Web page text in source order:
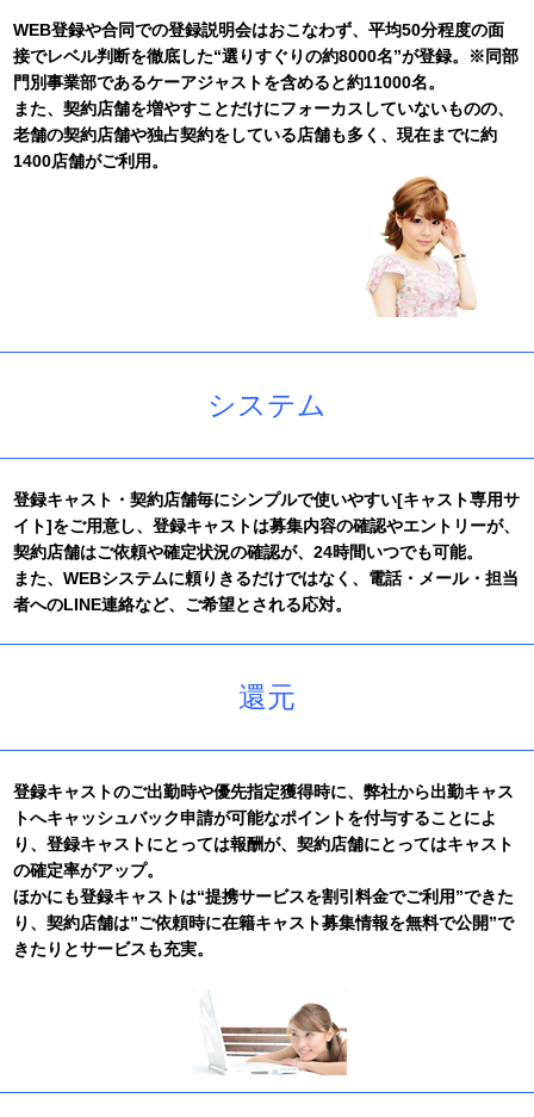
2016/12/01
発足5周年を記念し、登録キャストへ向けたキャンペーン実施し
ております。
2016/10/01
発足5周年を迎えました。
2016/03/01
運営会社(本社)が移転いたしました。
年末年始の休業期間は下記のとおりとさせていただきます。
【平成27年12月31日(木)から平成28年1月3日(日)】
【登録キャスト専用サイト】および【クライアント専用サイ
2015/04/20
年末年始の休暇は下記のとおりとさせていただきます。
年末年始の休暇は下記のとおりとさせていただきます。
【平成25年12月30日(月)から平成26年1月2日(木)】
2012/12/19
年末年始の休暇は下記のとおりとさせていただきます。
【平成24年12月30日(日)から平成25年1月3日(木)】
皆様にご利用いただいてる【登録キャスト専用サイト】を、よ
ナイトワーク人材紹介会社N.Dアシストのキャスト派遣事業は、
Gi Communications Corporationに譲渡され、ナイトワーク人材
サービス部門のANOTHER CAST(アナザーキャスト)として生ま
れ変わりました。 アナザーキャストの発足に伴い、ウェブサイ
トを開設いたしました。
WEB登録や合同での登録説明会はおこなわず、平均50分程度の面
接でレベル判断を徹底した“選りすぐりの約8000名”が登録。※同部
門別事業部であるケーアジャストを含めると約11000名。
また、契約店舗を増やすことだけにフォーカスしていないものの、
老舗の契約店舗や独占契約をしている店舗も多く、現在までに約
1400店舗がご利用。
システム
登録キャスト・契約店舗毎にシンプルで使いやすい[キャスト専用サ
イト]をご用意し、登録キャストは募集内容の確認やエントリーが、
契約店舗はご依頼や確定状況の確認が、24時間いつでも可能。
また、WEBシステムに頼りきるだけではなく、電話・メール・担当
者へのLINE連絡など、ご希望とされる応対。
還元
登録キャストのご出勤時や優先指定獲得時に、弊社から出勤キャス
トへキャッシュバック申請が可能なポイントを付与することによ
り、登録キャストにとっては報酬が、契約店舗にとってはキャスト
の確定率がアップ。
ほかにも登録キャストは“提携サービスを割引料金でご利用”できた
り、契約店舗は”ご依頼時に在籍キャスト募集情報を無料で公開”で
きたりとサービスも充実。